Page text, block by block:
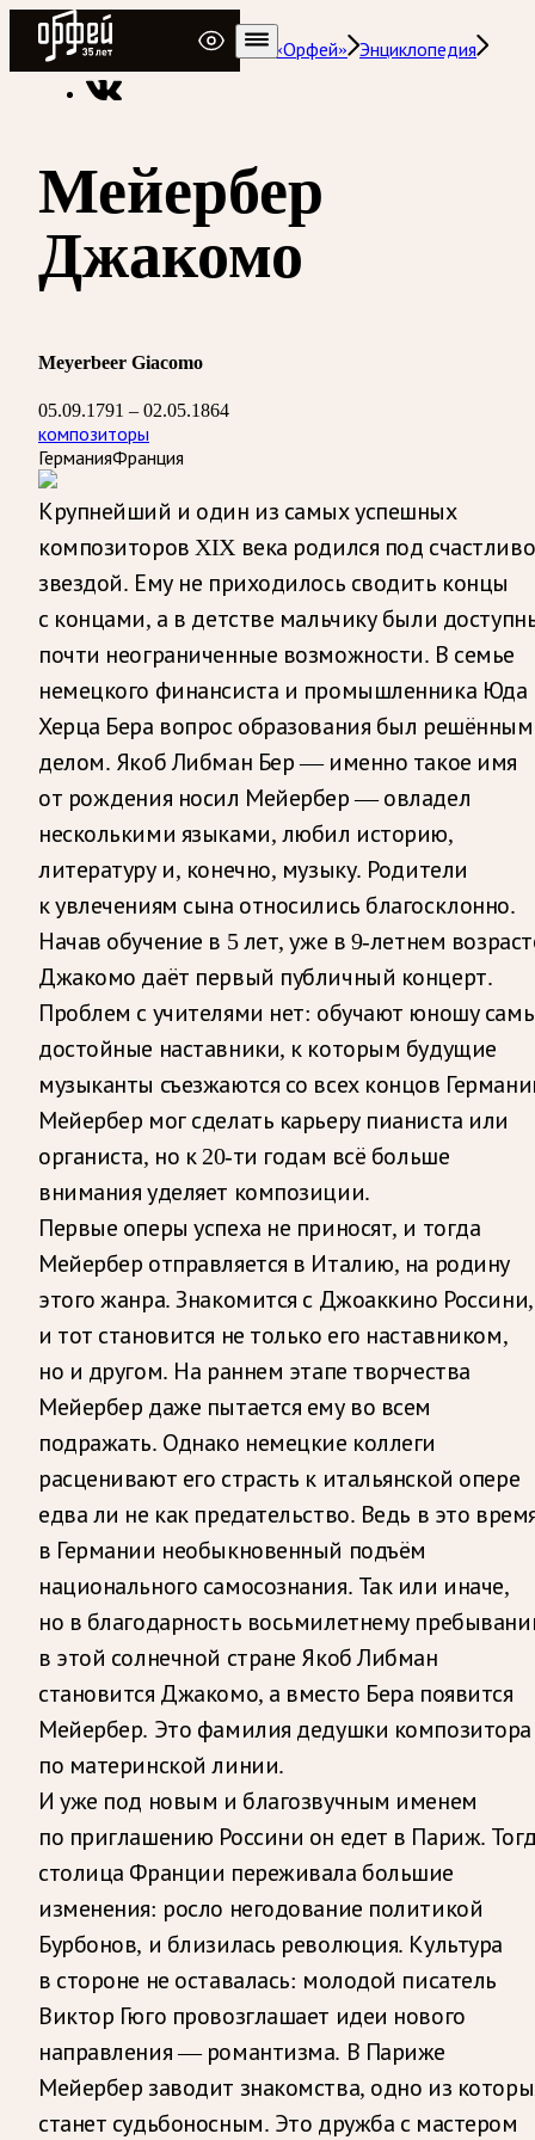
Радио Орфей
Радио классической музыки «Орфей»
Энциклопедия
Мейербер
Джакомо
Meyerbeer Giacomo
05.09.1791 – 02.05.1864
композиторы
ГерманияФранция
Крупнейший и один из самых успешных
композиторов XIX века родился под
звездой. Ему не приходилось сводить концы
с концами, а в детстве мальчику были
почти неограниченные возможности. В семье
немецкого финансиста и промышленника Юда
Херца Бера вопрос образования был решённым
делом. Якоб Либман Бер — именно такое имя
от рождения носил Мейербер — овладел
несколькими языками, любил историю,
литературу и, конечно, музыку. Родители
к увлечениям сына относились благосклонно.
Начав обучение в 5 лет, уже в 9-летнем
Джакомо даёт первый публичный концерт.
Проблем с учителями нет: обучают юношу
достойные наставники, к которым будущие
музыканты съезжаются со всех концов
Мейербер мог сделать карьеру пианиста или
органиста, но к 20-ти годам всё больше
внимания уделяет композиции.
Первые оперы успеха не приносят, и тогда
Мейербер отправляется в Италию, на родину
этого жанра. Знакомится с Джоаккино Россини,
и тот становится не только его наставником,
но и другом. На раннем этапе творчества
Мейербер даже пытается ему во всем
подражать. Однако немецкие коллеги
расценивают его страсть к итальянской опере
едва ли не как предательство. Ведь в это
в Германии необыкновенный подъём
национального самосознания. Так или иначе,
но в благодарность восьмилетнему
в этой солнечной стране Якоб Либман
становится Джакомо, а вместо Бера появится
Мейербер. Это фамилия дедушки композитора
по материнской линии.
И уже под новым и благозвучным именем
по приглашению Россини он едет в Париж.
столица Франции переживала большие
изменения: росло негодование политикой
Бурбонов, и близилась революция. Культура
в стороне не оставалась: молодой писатель
Виктор Гюго провозглашает идеи нового
направления — романтизма. В Париже
Мейербер заводит знакомства, одно из
станет судьбоносным. Это дружба с мастером